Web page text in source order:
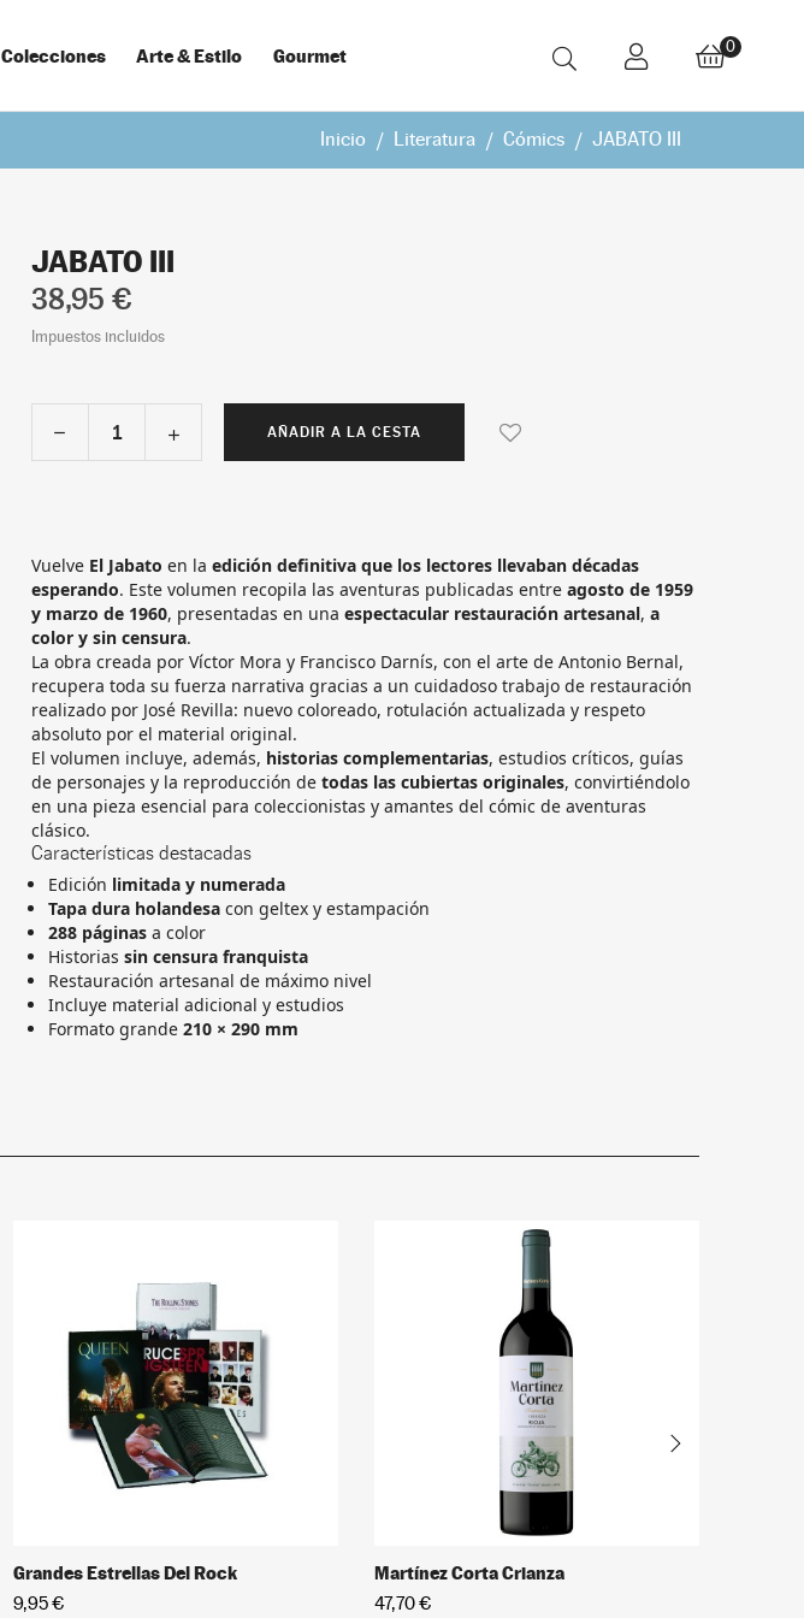
Colecciones Arte & Estilo Gourmet 0
Inicio Literatura Cómics JABATO III
JABATO III
38,95 €
Impuestos incluidos
AÑADIR A LA CESTA
Vuelve El Jabato en la edición definitiva que los lectores llevaban décadas
esperando. Este volumen recopila las aventuras publicadas entre agosto de 1959
y marzo de 1960, presentadas en una espectacular restauración artesanal, a
color y sin censura.
La obra creada por Víctor Mora y Francisco Darnís, con el arte de Antonio Bernal,
recupera toda su fuerza narrativa gracias a un cuidadoso trabajo de restauración
realizado por José Revilla: nuevo coloreado, rotulación actualizada y respeto
absoluto por el material original.
El volumen incluye, además, historias complementarias, estudios críticos, guías
de personajes y la reproducción de todas las cubiertas originales, convirtiéndolo
en una pieza esencial para coleccionistas y amantes del cómic de aventuras
clásico.
Características destacadas
Edición limitada y numerada
Tapa dura holandesa con geltex y estampación
288 páginas a color
Historias sin censura franquista
Restauración artesanal de máximo nivel
Incluye material adicional y estudios
Formato grande 210 × 290 mm
Grandes Estrellas Del Rock
9,95 €
Martínez Corta Crianza
47,70 €